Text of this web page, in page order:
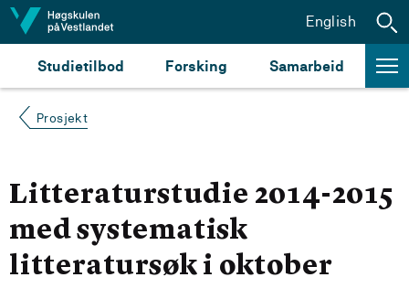
Hopp til innhald
Studietilbod Forsking Samarbeid
English
Prosjekt
Litteraturstudie 2014-2015
med systematisk
litteratursøk i oktober